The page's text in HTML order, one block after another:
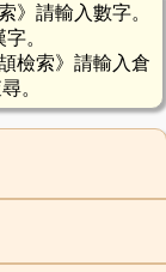
》請輸入數字。
。
檢索》請輸入倉
。